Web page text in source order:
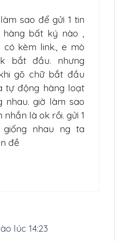
sao để gửi 1 tin
bất ký nào ,
kèm link., e mò
bắt đầu. nhưng
gõ chữ bắt đầu
tự động hàng loạt
nhau. giờ làm sao
nhắn là ok rồi. gửi 1
nhau ng ta
đề
lúc 14:23